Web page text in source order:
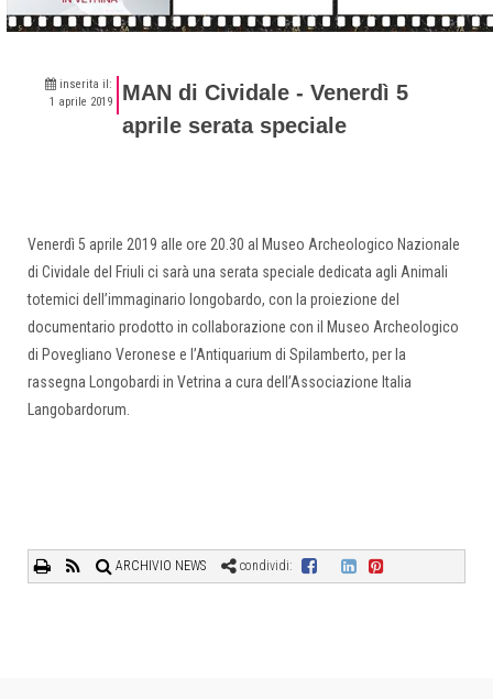
inserita il:
1 aprile 2019
MAN di Cividale - Venerdì 5
aprile serata speciale
Venerdì 5 aprile 2019 alle ore 20.30 al Museo Archeologico Nazionale
di Cividale del Friuli ci sarà una serata speciale dedicata agli Animali
totemici dell’immaginario longobardo, con la proiezione del
documentario prodotto in collaborazione con il Museo Archeologico
di Povegliano Veronese e l’Antiquarium di Spilamberto, per la
rassegna Longobardi in Vetrina a cura dell’Associazione Italia
Langobardorum.
ARCHIVIO NEWS condividi: